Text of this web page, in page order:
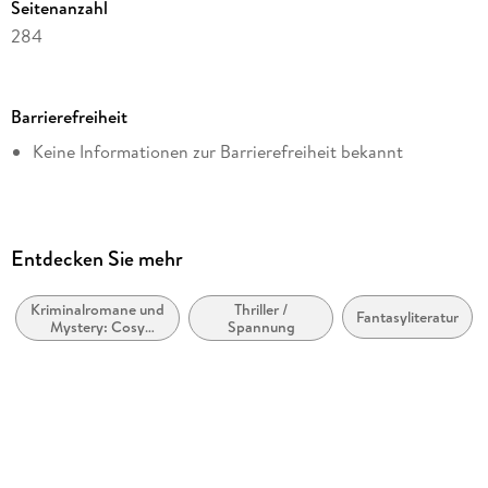
Seitenanzahl
284
Reihe
Highland-Hexen-Krimis, 5
Verlag/Hersteller
Kopierschutz
ohne Kopierschutz
Barrierefreiheit
Keine Informationen zur Barrierefreiheit bekannt
Entdecken Sie mehr
Kriminalromane und
Mystery: Cosy
Mystery
Thriller /
Spannung
Fantasyliteratur